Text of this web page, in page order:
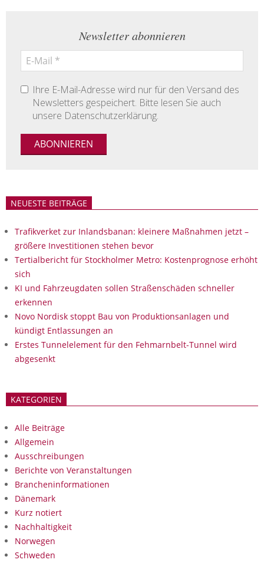
Newsletter abonnieren
Ihre E-Mail-Adresse wird nur für den Versand des
Newsletters gespeichert. Bitte lesen Sie auch
unsere Datenschutzerklärung.
NEUESTE BEITRÄGE
Trafikverket zur Inlandsbanan: kleinere Maßnahmen jetzt –
größere Investitionen stehen bevor
Tertialbericht für Stockholmer Metro: Kostenprognose erhöht
sich
KI und Fahrzeugdaten sollen Straßenschäden schneller
erkennen
Novo Nordisk stoppt Bau von Produktionsanlagen und
kündigt Entlassungen an
Erstes Tunnelelement für den Fehmarnbelt-Tunnel wird
abgesenkt
KATEGORIEN
Alle Beiträge
Allgemein
Ausschreibungen
Berichte von Veranstaltungen
Brancheninformationen
Dänemark
Kurz notiert
Nachhaltigkeit
Norwegen
Schweden